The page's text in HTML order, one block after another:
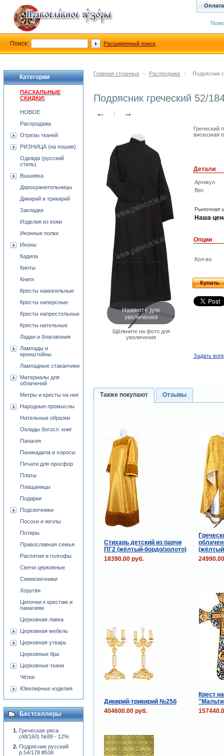
Главная страница - Распродажа - Подрясник
Подрясник греческий 52/
← →
Нажмите для
увеличения
Щёлкните на фото для
увеличения
Греческий
вискозная
Детали
Артикул
Вес
Рыночная
Наша
Опции
Кол-во
Купить
Задать
Также покупают Отзывы
Стихарь детский из парчи
ПГ2 (жёлтый-бордо/золото)
18390.00 руб.
Дикирий-трикирий №25б
Крест
404600.00 руб.
Категории
ПАСХАЛЬНЫЕ
СКИДКИ!
НОВОЕ
Распродажа
Отрезы тканей
РИЗНИЦА (на пошив)
Одежда (русский
стиль)
Вышивка
Дарохранительницы
Дикирий и трикирий
Закладки
Изделия из кожи
Иконные полки
Иконы
Кадила
Киоты
Книги
Кресты намогильные
Кресты наперсные
Кресты напрестольные
Кресты нательные
Ладан и благовония
Лампады и
кронштейны
Лампадные стаканчики
Материалы для
облачений
Митры и кресты на них
Народные промыслы
Нательные образки
Оклады богосл. книг
Панагия
Паникадила и хоросы
Печати для просфор
Платы
Плащаницы
Подарки
Подсвечники
Посохи и жезлы
Потиры
Православная семья
Распятия и голгофы
Свечи церковные
Семисвечники
Хоругви
Цепочки к крестам и
панагиям
Церковная лавка
Церковная мебель
Церковная утварь
Церковные бра
Церковные ткани
Чётки
Ювелирные изделия
Бестселлеры
Греческая ряса
(48/160) №89 - 12%
Подрясник русский
р.54/178 #538
Оплата
Поиск: Расширенный поиск